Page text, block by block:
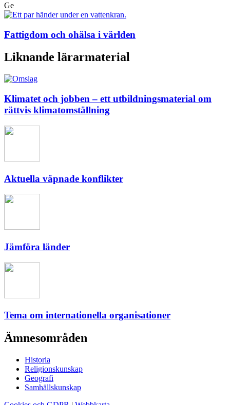
Ge
Fattigdom och ohälsa i världen
Liknande lärarmaterial
Klimatet och jobben – ett utbildningsmaterial om
rättvis klimatomställning
Aktuella väpnade konflikter
Jämföra länder
Tema om internationella organisationer
Ämnesområden
Historia
Religionskunskap
Geografi
Samhällskunskap